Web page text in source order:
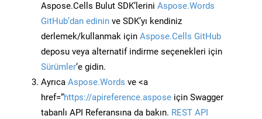
Aspose.Cells Bulut SDK’lerini Aspose.Words
GitHub’dan edinin ve SDK’yı kendiniz
derlemek/kullanmak için Aspose.Cells GitHub
deposu veya alternatif indirme seçenekleri için
Sürümler‘e gidin.
Ayrıca Aspose.Words ve <a
href=“https://apireference.aspose için Swagger
tabanlı API Referansına da bakın. REST API